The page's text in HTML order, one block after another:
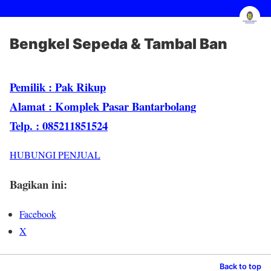
Bengkel Sepeda & Tambal Ban
Pemilik : Pak Rikup
Alamat : Komplek Pasar Bantarbolang
Telp. : 085211851524
HUBUNGI PENJUAL
Bagikan ini:
Facebook
X
Back to top